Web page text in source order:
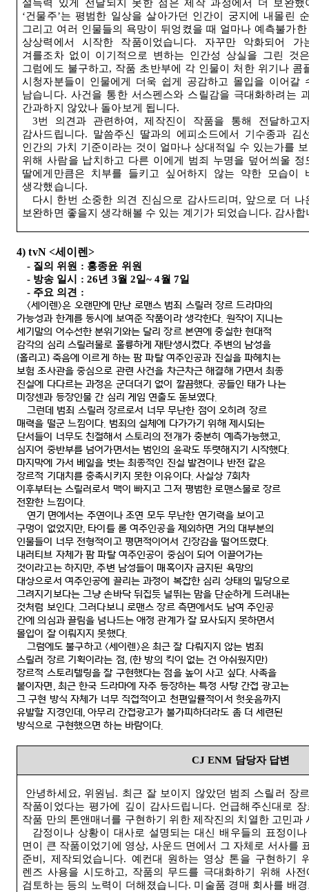
설득력 있게 전달되지 못한 점은 제작 과정에서 더 보완했
‘건물주’는 평범한 일상을 살아가던 인간이 궁지에 내몰린
그리고 여러 인물들의 욕망이 뒤엉켰을 때 얼마나 예측불가
상상력에서 시작한 작품이었습니다. 자꾸만 악화되어
겨를조차 없이 이기적으로 변하는 인간성 상실을 그린 것
그럼에도 불구하고, 작품 초반부에 각 인물이 처한 위기나 콤
시청자분들이 인물에게 더욱 쉽게 공감하고 몰입을 이어갈
남습니다. 사건을 통한 서스펜스와 스릴감을 극대화하려는
간과하지 않았나 돌아보게 됩니다.
3번 의견과 관련하여 ,제작진이 작품을 통해 전달하
감사드립니다. 말씀주신 딸과의 에피소드에서 기수종과
인간의 가치 기준이라는 것이 얼마나 상대적일 수 있는가를
위해 사람을 납치하고 다른 이에게 범죄 누명을 덮어씌울
딸에게만큼은 치부를 들키고 싶어하지 않는 약한 모습이
생각했습니다.
다시 한번 소중한 의견 진심으로 감사드리며 , 앞으로 더 나
보완하면 좋을지 생각해볼 수 있는 계기가 되었습니다. 감사합
4) tvN <세이렌>
- 질의 위원 : 홍종윤 위원
- 방송 일시 : 26년 3월 2일~ 4월 7일
- 주요 의견 :
<세이렌>은 오랜만에 만난 로맨스 범죄 스릴러 장르 드라마의
가능성과 한계를 동시에 보여준 작품이라 생각한다. 원작이 지니는
세기말의 어수선한 분위기와는 달리 장르 본연에 충실한 현대적
감각의 심리 스릴러물로 훌륭하게 재탄생시켰다.주변의 남성을
(홀리고) 죽음에 이르게 하는 팜 파탈 여주인공과 진실을 파헤치는
보험 조사관을 중심으로 관련 사건을 차근차근 해결해 가면서 최종
진실에 다다르는 과정은 군더더기 없이 깔끔했다. 공들인 태가 나는
미장센과 등장인물 간 심리 게임 연출도 돋보였다.
그런데 범죄 스릴러 장르로서 너무 무난한 점이 오히려 장르
매력을 떨군 느낌이다. 범죄의 실체에 다가가기 위해 제시되는
단서들이 너무도 친절해서 스토리의 전개가 충분히 예측가능했고,
심지어 중반부를 넘어가면서는 범인의 윤곽도 뚜렷해지기 시작했다.
마지막에 가서 베일을 벗는 최종적인 진실 발견이나 반전 같은
장르적 기대치를 충족시키지 못한 이유이다.사실상7회차
이후부터는 스릴러로서 맥이 빠지고 그저 평범한 로맨스물로 장르
전환한 느낌이다.
연기 면에서는 주연이나 조연 모두 무난한 연기력을 보이고
구멍이 없었지만, 타이틀 롤 여주인공을 제외하면 거의 대부분의
인물들이 너무 전형적이고 평면적이어서 긴장감을 떨어뜨렸다.
내러티브 자체가 팜 파탈 여주인공이 중심이 되어 이끌어가는
것이라고는 하지만,주변 남성들이 매혹이자 금지된 욕망의
대상으로서 여주인공에 끌리는 과정이 복잡한 심리 상태의 밀당으로
그려지기보다는 그냥 손바닥 뒤집듯 널뛰는 맘을 단순하게 드러내는
것처럼 보인다.그러다보니 로맨스 장르 측면에서도 남여 주인공
간에 의심과 끌림을 넘나드는 애정 관계가 잘 묘사되지 못하면서
몰입이 잘 이뤄지지 못했다.
그럼에도 불구하고 <세이렌>은 최근 잘 다뤄지지 않는 범죄
스릴러 장르 기획이라는 점, (한 방의 킥이 없는 건 아쉬웠지만)
장르적 스토리텔링을 잘 구현했다는 점을 높이 사고 싶다.사족을
붙이자면, 최근 한국 드라마에 자주 등장하는 특정 사탕 간접 광고는
그 구현 방식 자체가 너무 직접적이고 천편일률적이서 헛웃음까지
유발할 지경인데,아무리 간접광고가 불가피하더라도 좀 더 세련된
방식으로 구현했으면 하는 바람이다.
CJ ENM 담당자 답변
안녕하세요, 위원님. 최근 잘 보이지 않았던 범죄 스릴러 장
작품이었다는 평가에 깊이 감사드립니다. 언급해주신대로
작품 만의 톤앤매너를 구현하기 위한 제작진의 치열한 고민과
감정이나 상황이 대사로 설명되는 대신 배우들의 표정이
면이 큰 작품이었기에 영상, 사운드 면에서 그 자체로 서사를
준비 , 제작되었습니다. 예컨대 원하는 영상 톤을 구현하기
렌즈 사용을 시도하고, 작품의 무드를 극대화하기 위해 사
검토하는 등의 노력이 더해졌습니다. 미술품 경매 회사를 배